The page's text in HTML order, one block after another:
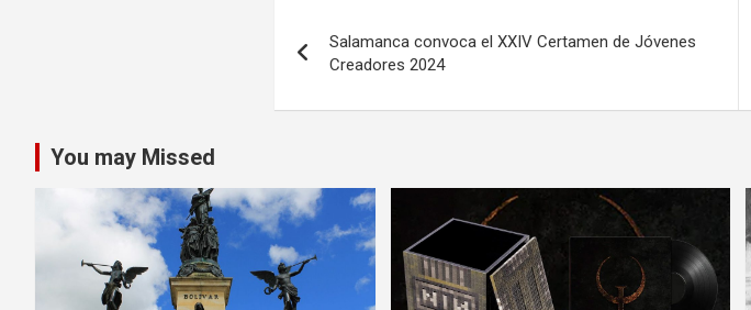
de
entradas
Salamanca convoca el XXIV Certamen de Jóvenes
Creadores 2024
You may Missed